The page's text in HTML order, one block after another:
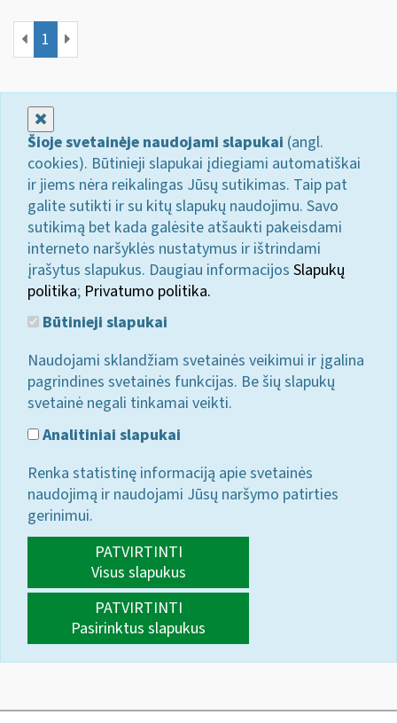
1
Šioje svetainėje naudojami slapukai (angl.
cookies). Būtinieji slapukai įdiegiami automatiškai
ir jiems nėra reikalingas Jūsų sutikimas. Taip pat
galite sutikti ir su kitų slapukų naudojimu. Savo
sutikimą bet kada galėsite atšaukti pakeisdami
interneto naršyklės nustatymus ir ištrindami
įrašytus slapukus. Daugiau informacijos Slapukų
politika; Privatumo politika.
Būtinieji slapukai
Naudojami sklandžiam svetainės veikimui ir įgalina
pagrindines svetainės funkcijas. Be šių slapukų
svetainė negali tinkamai veikti.
Analitiniai slapukai
Renka statistinę informaciją apie svetainės
naudojimą ir naudojami Jūsų naršymo patirties
gerinimui.
PATVIRTINTI
Visus slapukus
PATVIRTINTI
Pasirinktus slapukus